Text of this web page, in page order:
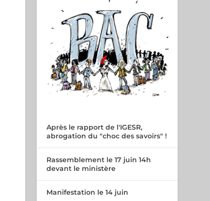
Après le rapport de l'IGESR,
abrogation du "choc des savoirs" !
Rassemblement le 17 juin 14h
devant le ministère
Manifestation le 14 juin